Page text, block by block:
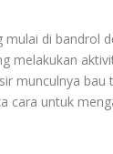
di bandrol
melakukan
munculnya
cara untuk